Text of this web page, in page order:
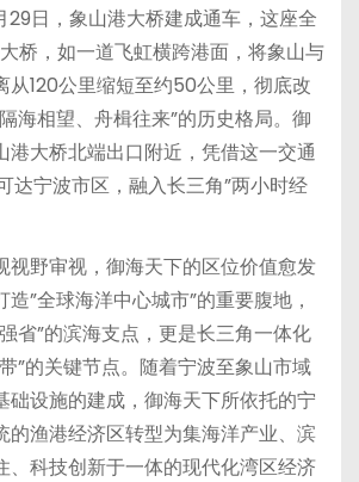
29日，象山港大桥建成通车，这座全
桥，如一道飞虹横跨港面，将象山与
从120公里缩短至约50公里，彻底改
海相望、舟楫往来”的历史格局。御
港大桥北端出口附近，凭借这一交通
达宁波市区，融入长三角”两小时经
视野审视，御海天下的区位价值愈发
”全球海洋中心城市”的重要腹地，
省”的滨海支点，更是长三角一体化
”的关键节点。随着宁波至象山市域
础设施的建成，御海天下所依托的宁
的渔港经济区转型为集海洋产业、滨
、科技创新于一体的现代化湾区经济